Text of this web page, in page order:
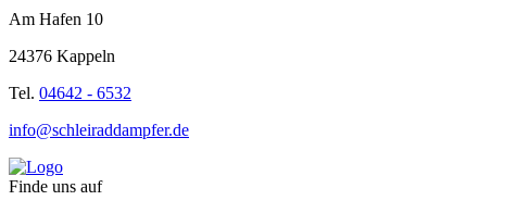
Am Hafen 10
24376 Kappeln
Tel. 04642 - 6532
info@schleiraddampfer.de
Finde uns auf